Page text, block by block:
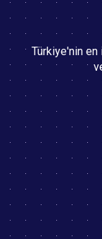
Türkiye'nin